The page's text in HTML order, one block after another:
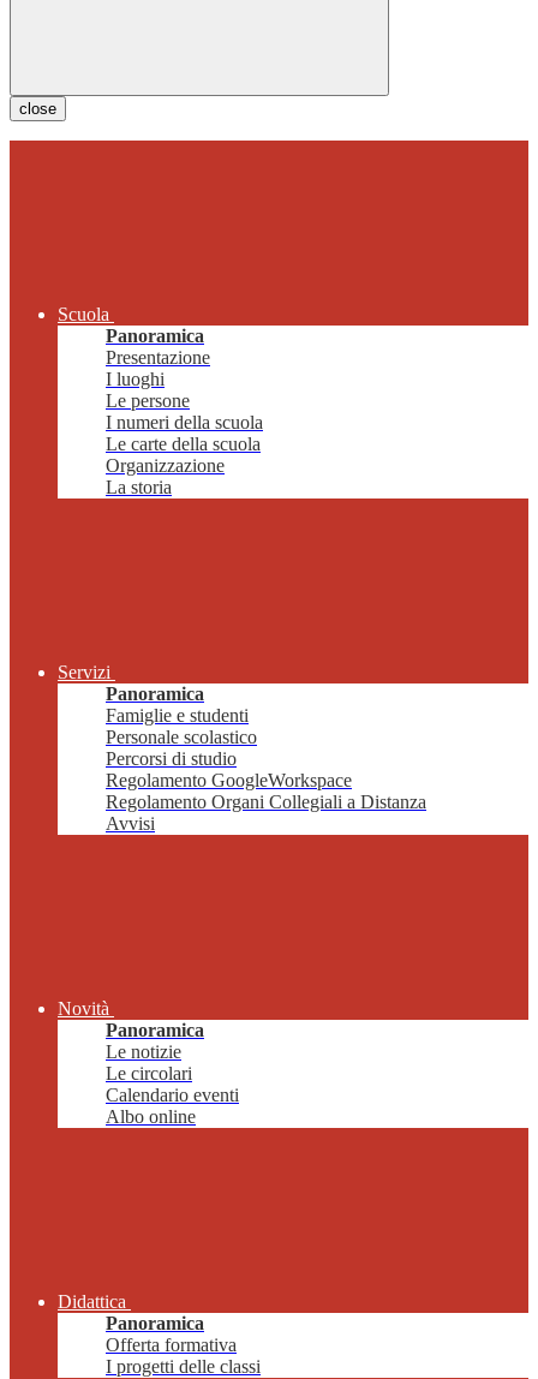
close
Scuola
Panoramica
Presentazione
I luoghi
Le persone
I numeri della scuola
Le carte della scuola
Organizzazione
La storia
Servizi
Panoramica
Famiglie e studenti
Personale scolastico
Percorsi di studio
Regolamento GoogleWorkspace
Regolamento Organi Collegiali a Distanza
Avvisi
Novità
Panoramica
Le notizie
Le circolari
Calendario eventi
Albo online
Didattica
Panoramica
Offerta formativa
I progetti delle classi